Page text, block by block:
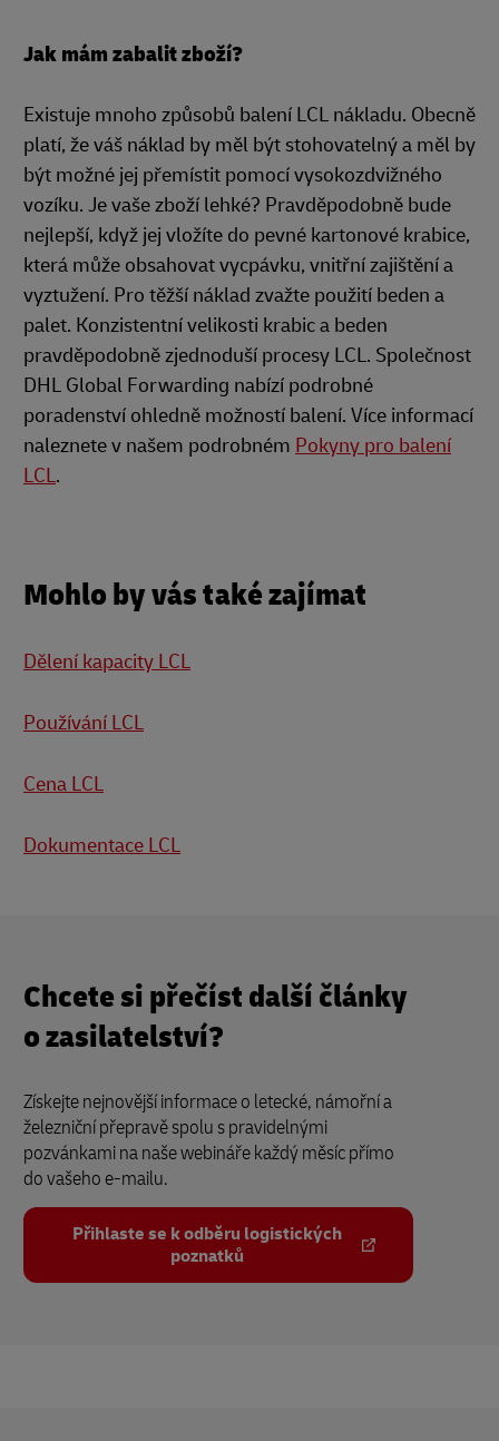
Jak mám zabalit zboží?
Existuje mnoho způsobů balení LCL nákladu. Obecně
platí, že váš náklad by měl být stohovatelný a měl by
být možné jej přemístit pomocí vysokozdvižného
vozíku. Je vaše zboží lehké? Pravděpodobně bude
nejlepší, když jej vložíte do pevné kartonové krabice,
která může obsahovat vycpávku, vnitřní zajištění a
vyztužení. Pro těžší náklad zvažte použití beden a
palet. Konzistentní velikosti krabic a beden
pravděpodobně zjednoduší procesy LCL. Společnost
DHL Global Forwarding nabízí podrobné
poradenství ohledně možností balení. Více informací
naleznete v našem podrobném Pokyny pro balení
LCL.
Mohlo by vás také zajímat
Dělení kapacity LCL
Používání LCL
Cena LCL
Dokumentace LCL
Chcete si přečíst další články
o zasilatelství?
Získejte nejnovější informace o letecké, námořní a
železniční přepravě spolu s pravidelnými
pozvánkami na naše webináře každý měsíc přímo
do vašeho e-mailu.
Přihlaste se k odběru logistických
poznatků